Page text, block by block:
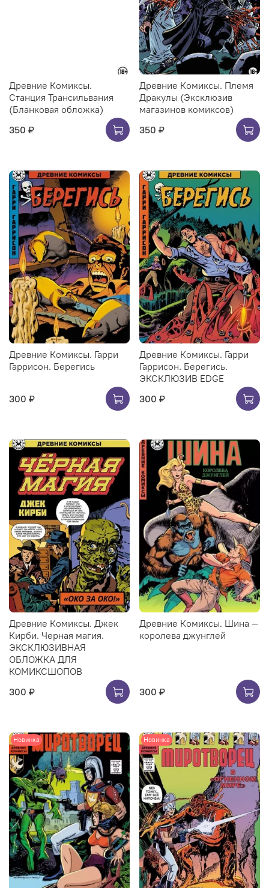
Древние Комиксы.
Станция Трансильвания
(Бланковая обложка)
350 ₽
Древние Комиксы. Племя
Дракулы (Эксклюзив
магазинов комиксов)
350 ₽
Древние Комиксы. Гарри
Гаррисон. Берегись
300 ₽
Древние Комиксы. Гарри
Гаррисон. Берегись.
ЭКСКЛЮЗИВ EDGE
300 ₽
Древние Комиксы. Джек
Кирби. Черная магия.
ЭКСКЛЮЗИВНАЯ
ОБЛОЖКА ДЛЯ
КОМИКСШОПОВ
300 ₽
Древние Комиксы. Шина —
королева джунглей
300 ₽
Новинка Новинка